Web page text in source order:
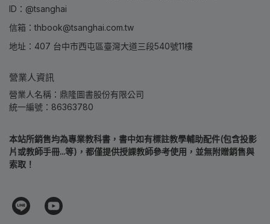
ID：@tsanghai
信箱：thbook@tsanghai.com.tw
地址：407 台中市西屯區臺灣大道三段540號11樓
營業人資訊
營業人名稱：鼎隆圖書股份有限公司
統一編號：86363780
本站所銷售均為專業教科書，書中如有標註教學輔助配件(包含投影
片或教師手冊...等)，都僅提供授課教師參考使用，並無附贈銷售與
索取！